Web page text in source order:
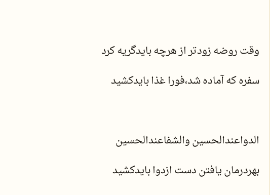
وقت روضه زودتر از هرچه بایدگریه کرد
سفره که آماده شد،فورا غذا بایدکشید
الدواعندالحسین والشفاعندالحسین
بهردرمان یافتن دست ازدوا بایدکشید